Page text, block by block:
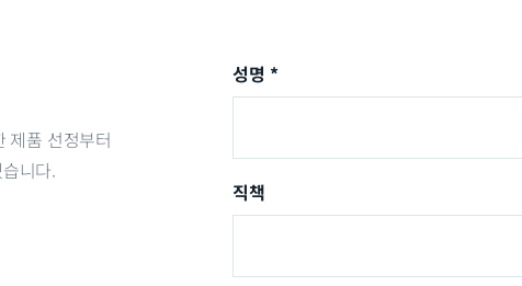
제품 선정부터
니다.
성명 *
직책